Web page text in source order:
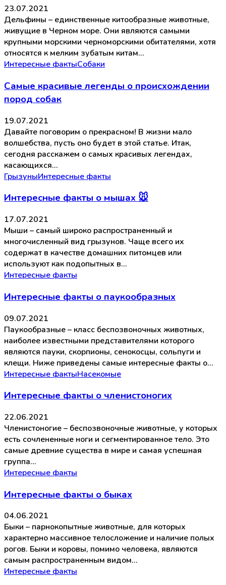
23.07.2021
Дельфины – единственные китообразные животные,
живущие в Черном море. Они являются самыми
крупными морскими черноморскими обитателями, хотя
относятся к мелким зубатым китам…
Интересные фактыСобаки
Самые красивые легенды о происхождении
пород собак
19.07.2021
Давайте поговорим о прекрасном! В жизни мало
волшебства, пусть оно будет в этой статье. Итак,
сегодня расскажем о самых красивых легендах,
касающихся…
ГрызуныИнтересные факты
Интересные факты о мышах 🐭
17.07.2021
Мыши – самый широко распространенный и
многочисленный вид грызунов. Чаще всего их
содержат в качестве домашних питомцев или
используют как подопытных в…
Интересные факты
Интересные факты о паукообразных
09.07.2021
Паукообразные – класс беспозвоночных животных,
наиболее известными представителями которого
являются пауки, скорпионы, сенокосцы, сольпуги и
клещи. Ниже приведены самые интересные факты о…
Интересные фактыНасекомые
Интересные факты о членистоногих
22.06.2021
Членистоногие – беспозвоночные животные, у которых
есть сочлененные ноги и сегментированное тело. Это
самые древние существа в мире и самая успешная
группа…
Интересные факты
Интересные факты о быках
04.06.2021
Быки – парнокопытные животные, для которых
характерно массивное телосложение и наличие полых
рогов. Быки и коровы, помимо человека, являются
самым распространенным видом…
Интересные факты